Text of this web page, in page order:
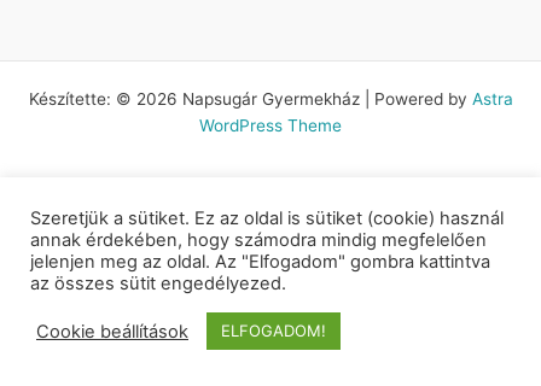
Készítette: © 2026 Napsugár Gyermekház | Powered by Astra
WordPress Theme
Szeretjük a sütiket. Ez az oldal is sütiket (cookie) használ
annak érdekében, hogy számodra mindig megfelelően
jelenjen meg az oldal. Az "Elfogadom" gombra kattintva
az összes sütit engedélyezed.
Cookie beállítások ELFOGADOM!